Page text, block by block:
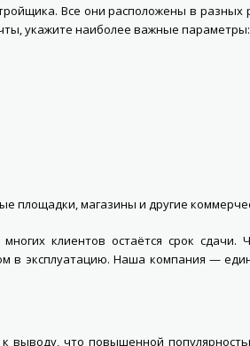
Все они расположены в
укажите наиболее важные параметры:
площадки, магазины и другие
клиентов остаётся срок
в эксплуатацию. Наша компания —
выводу, что повышенной